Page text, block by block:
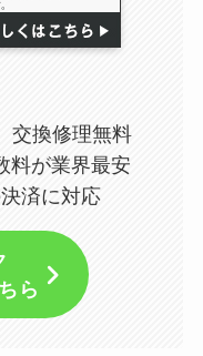
交換修理無料
料が業界最安
済に対応
ら